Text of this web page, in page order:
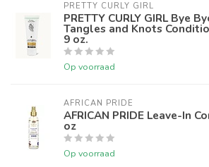
PRETTY CURLY GIRL
PRETTY CURLY GIRL Bye
Tangles and Knots
9 oz.
Op voorraad
AFRICAN PRIDE
AFRICAN PRIDE Leave-In
oz
Op voorraad